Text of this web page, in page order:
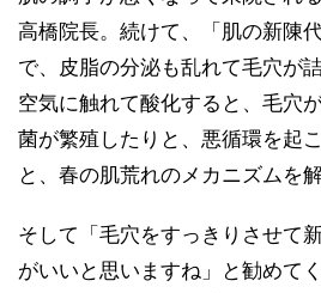
高橋院長。続けて、「肌の新陳
で、皮脂の分泌も乱れて毛穴が
空気に触れて酸化すると、毛穴
菌が繁殖したりと、悪循環を起
と、春の肌荒れのメカニズムを
そして「毛穴をすっきりさせて
がいいと思いますね」と勧めて